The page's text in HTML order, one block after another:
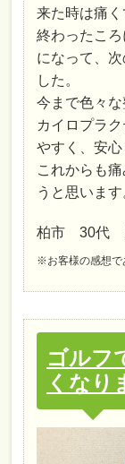
来た時は痛
終わったこ
になって、
した。
今まで色々
カイロプラ
やすく、安心
これからも
うと思います
柏市 30代
※お客様の感想で
ゴルフ
くなり